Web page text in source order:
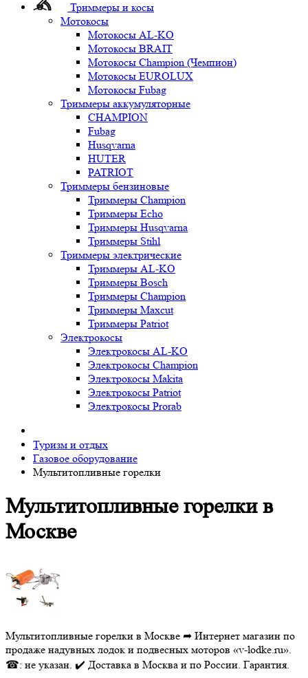
Триммеры и косы
Мотокосы
Мотокосы AL-KO
Мотокосы BRAIT
Мотокосы Champion (Чемпион)
Мотокосы EUROLUX
Мотокосы Fubag
Триммеры аккумуляторные
CHAMPION
Fubag
Husqvarna
HUTER
PATRIOT
Триммеры бензиновые
Триммеры Champion
Триммеры Echo
Триммеры Husqvarna
Триммеры Stihl
Триммеры электрические
Триммеры AL-KO
Триммеры Bosch
Триммеры Champion
Триммеры Maxcut
Триммеры Patriot
Электрокосы
Электрокосы AL-KO
Электрокосы Champion
Электрокосы Makita
Электрокосы Patriot
Электрокосы Prorab
Туризм и отдых
Газовое оборудование
Мультитопливные горелки
Мультитопливные горелки в
Москве
Мультитопливные горелки в Москве ➦ Интернет магазин по
продаже надувных лодок и подвесных моторов «v-lodke.ru».
☎: не указан. ✔️ Доставка в Москва и по России. Гарантия.